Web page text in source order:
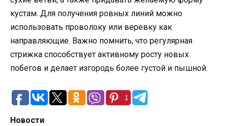
кустам. Для получения ровных линий можно
использовать проволоку или веревку как
направляющие. Важно помнить, что регулярная
стрижка способствует активному росту новых
побегов и делает изгородь более густой и пышной.
1
Новости